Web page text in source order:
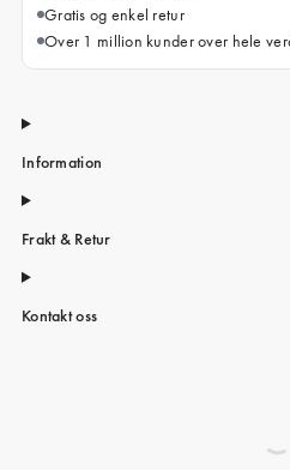
Gratis og enkel retur
Over 1 million kunder over hele
Information
Frakt & Retur
Kontakt oss